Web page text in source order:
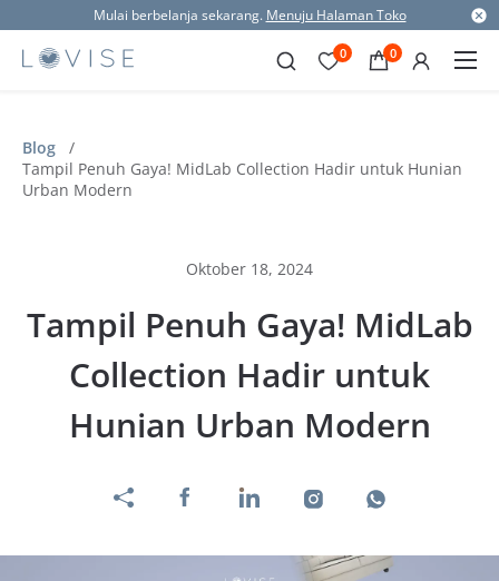
Mulai berbelanja sekarang. Menuju Halaman Toko
0 0
Blog
/
Tampil Penuh Gaya! MidLab Collection Hadir untuk Hunian
Urban Modern
Oktober 18, 2024
Tampil Penuh Gaya! MidLab
Collection Hadir untuk
Hunian Urban Modern